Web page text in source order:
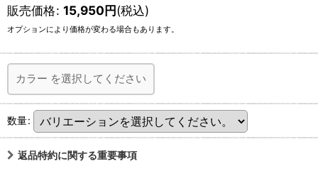
販売価格: 15,950円(税込)
オプションにより価格が変わる場合もあります。
カラー を選択してください
数量:
返品特約に関する重要事項